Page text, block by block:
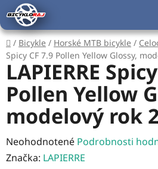
Prejsť
na
obsah
Domov
/ Bicykle / Horské MTB bicykle /
Spicy CF 7.9 Pollen Yellow Glossy,
LAPIERRE
Pollen Yellow
modelový rok
Priemerné
hodnotenie
Neohodnotené Podrobnosti
Značka: LAPIERRE